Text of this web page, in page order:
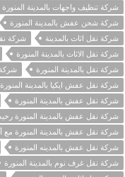
شركة تنظيف واجهات بالمدينة المنورة
شركة شحن عفش بالمدينة المنورة
شركة نقل اثاث بالمدينة
شركة
شركة نقل الاثاث بالمدينة المنورة
شركة نقل بالمدينة المنورة
شركة نقل عفش ايكيا بالمدينة المنورة
شركة نقل عفش بالمدينة المنورة
شركة نقل عفش بالمدينة المنورة
شركة نقل عفش بالمدينة المنورة مع
شركة نقل عفش بالمدينه المنورة
شركة نقل غرف نوم بالمدينة المنورة